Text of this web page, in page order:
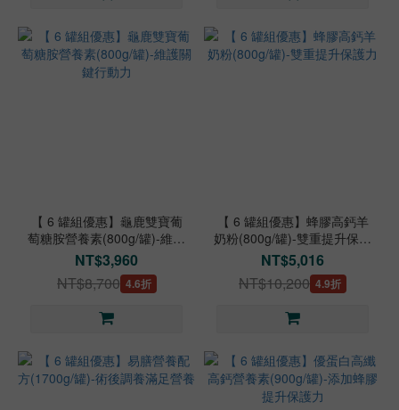
【 6 罐組優惠】龜鹿雙寶葡
萄糖胺營養素(800g/罐)-維護
關鍵行動力
NT$3,960
NT$8,700 4.6折
【 6 罐組優惠】蜂膠高鈣羊
奶粉(800g/罐)-雙重提升保護
力
NT$5,016
NT$10,200 4.9折